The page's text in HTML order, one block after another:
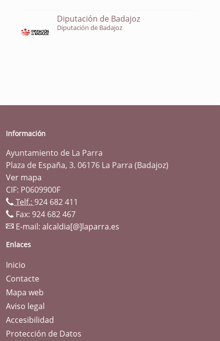
Diputación de Badajoz
Diputación de Badajoz
Información
Ayuntamiento de La Parra
Plaza de España, 3. 06176 La Parra (Badajoz)
Ver mapa
CIF: P0609900F
Telf.: 924 682 411
Fax: 924 682 467
E-mail: alcaldia[@]laparra.es
Enlaces
Inicio
Contacte
Mapa web
Aviso legal
Accesibilidad
Protección de Datos